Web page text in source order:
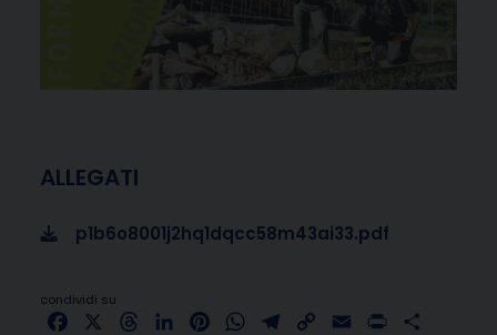
ALLEGATI
p1b6o8001j2hq1dqcc58m43ai33.pdf
condividi su
FacebookThreadsLinkedInPinterestWhatsApp
Telegram
Copy Email Print